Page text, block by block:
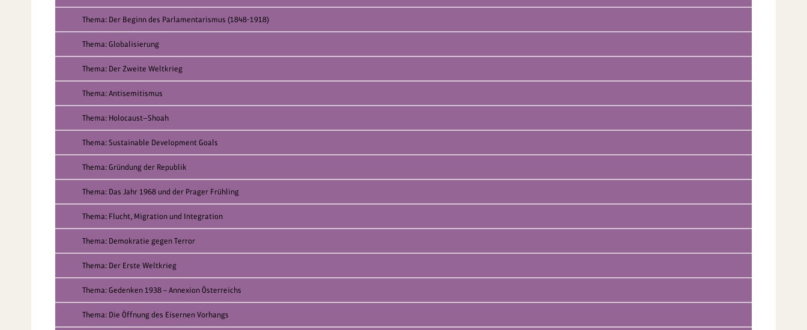
Thema: Der Beginn des Parlamentarismus (1848-1918)
Thema: Globalisierung
Thema: Der Zweite Weltkrieg
Thema: Antisemitismus
Thema: Holocaust—Shoah
Thema: Sustainable Development Goals
Thema: Gründung der Republik
Thema: Das Jahr 1968 und der Prager Frühling
Thema: Flucht, Migration und Integration
Thema: Demokratie gegen Terror
Thema: Der Erste Weltkrieg
Thema: Gedenken 1938 – Annexion Österreichs
Thema: Die Öffnung des Eisernen Vorhangs